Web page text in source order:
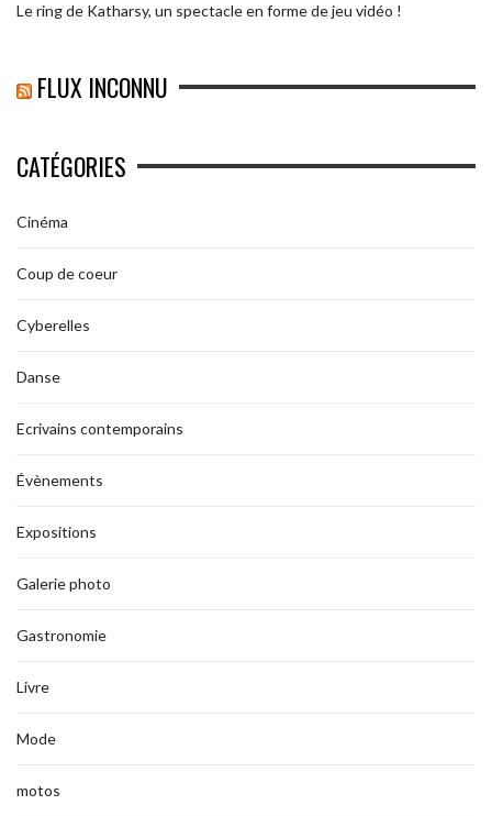
Le ring de Katharsy, un spectacle en forme de jeu vidéo !
FLUX INCONNU
CATÉGORIES
Cinéma
Coup de coeur
Cyberelles
Danse
Ecrivains contemporains
Évènements
Expositions
Galerie photo
Gastronomie
Livre
Mode
motos